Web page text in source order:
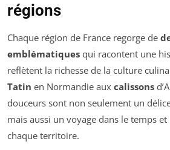
régions
Chaque région de France regorge de
emblématiques qui racontent une
reflètent la richesse de la culture
Tatin en Normandie aux calissons
douceurs sont non seulement un
mais aussi un voyage dans le temps
chaque territoire.